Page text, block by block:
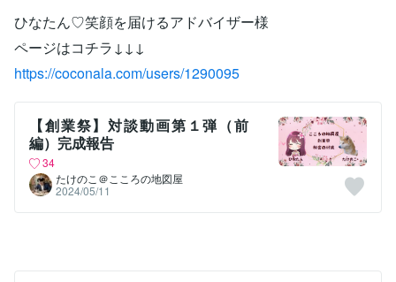
ひなたん♡笑顔を届けるアドバイザー様
ページはコチラ↓↓↓
https://coconala.com/users/1290095
【創業祭】対談動画第１弾（前
編）完成報告
34
たけのこ＠こころの地図屋
2024/05/11